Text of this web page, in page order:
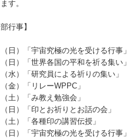
す。
行事】
日）「宇宙究極の光を受ける行事」
日）「世界各国の平和を祈る集い」
水）「研究員による祈りの集い」
金）「リレーWPPC」
土）「み教え勉強会」
日）「印とお祈りとお話の会」
土）「各種印の講習伝授」
日）「宇宙究極の光を受ける行事」